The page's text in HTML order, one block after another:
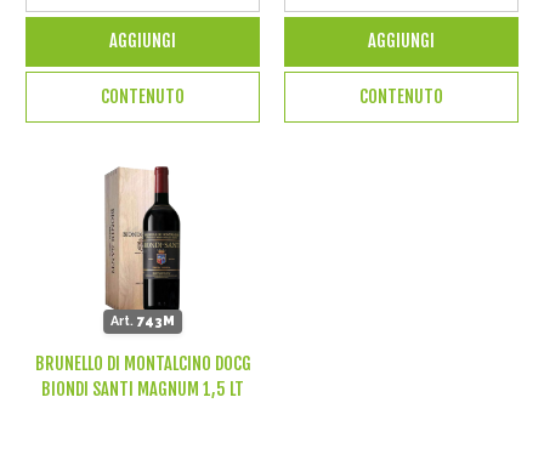
AGGIUNGI
CONTENUTO
AGGIUNGI
CONTENUTO
Art.743M
BRUNELLO DI MONTALCINO DOCG
BIONDI SANTI MAGNUM 1,5 LT